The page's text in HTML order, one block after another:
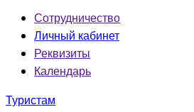
Сотрудничество
Личный кабинет
Реквизиты
Календарь
Туристам